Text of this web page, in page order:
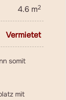
4.6 m2
Vermietet
somit
mit